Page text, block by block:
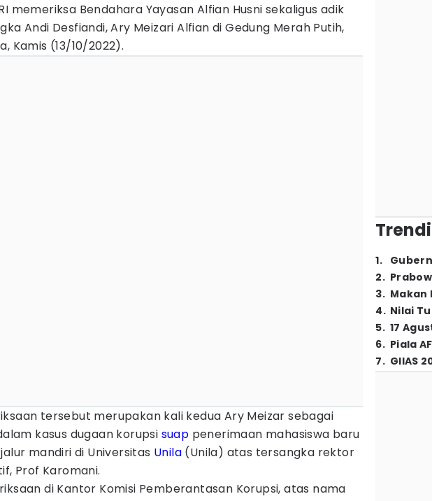
memeriksa Bendahara Yayasan Alfian Husni sekaligus adik
Andi Desfiandi, Ary Meizari Alfian di Gedung Merah Putih,
Kamis (13/10/2022).
tersebut merupakan kali kedua Ary Meizar sebagai
kasus dugaan korupsi suap penerimaan mahasiswa baru
mandiri di Universitas Unila (Unila) atas tersangka rektor
Prof Karomani.
di Kantor Komisi Pemberantasan Korupsi, atas nama
1.
2.
3. Makan
4. Nilai
5. 17
6. Piala
7. GIIAS